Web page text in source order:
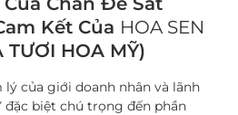
Kết Của HOA SEN
TƯƠI HOA MỸ)
lý của giới doanh nhân và lãnh
đặc biệt chú trọng đến phần